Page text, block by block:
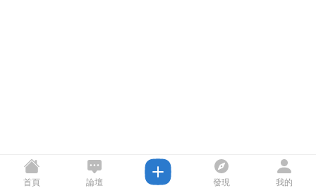
首頁 論壇 發現 我的